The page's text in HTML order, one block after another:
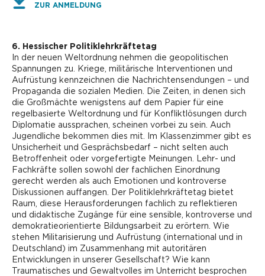
ZUR ANMELDUNG
6. Hessischer Politiklehrkräftetag
In der neuen Weltordnung nehmen die geopolitischen
Spannungen zu. Kriege, militärische Interventionen und
Aufrüstung kennzeichnen die Nachrichtensendungen – und
Propaganda die sozialen Medien. Die Zeiten, in denen sich
die Großmächte wenigstens auf dem Papier für eine
regelbasierte Weltordnung und für Konfliktlösungen durch
Diplomatie aussprachen, scheinen vorbei zu sein. Auch
Jugendliche bekommen dies mit. Im Klassenzimmer gibt es
Unsicherheit und Gesprächsbedarf – nicht selten auch
Betroffenheit oder vorgefertigte Meinungen. Lehr- und
Fachkräfte sollen sowohl der fachlichen Einordnung
gerecht werden als auch Emotionen und kontroverse
Diskussionen auffangen. Der Politiklehrkräftetag bietet
Raum, diese Herausforderungen fachlich zu reflektieren
und didaktische Zugänge für eine sensible, kontroverse und
demokratieorientierte Bildungsarbeit zu erörtern. Wie
stehen Militarisierung und Aufrüstung (international und in
Deutschland) im Zusammenhang mit autoritären
Entwicklungen in unserer Gesellschaft? Wie kann
Traumatisches und Gewaltvolles im Unterricht besprochen